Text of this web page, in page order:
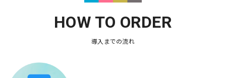
HOW TO ORDER
導入までの流れ